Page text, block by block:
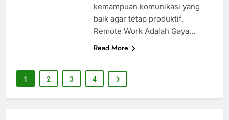
kemampuan komunikasi yang
baik agar tetap produktif.
Remote Work Adalah Gaya…
Read More
1 2 3 4